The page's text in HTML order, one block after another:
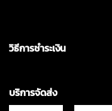
วิธีการชำระเงิน
บริการจัดส่ง